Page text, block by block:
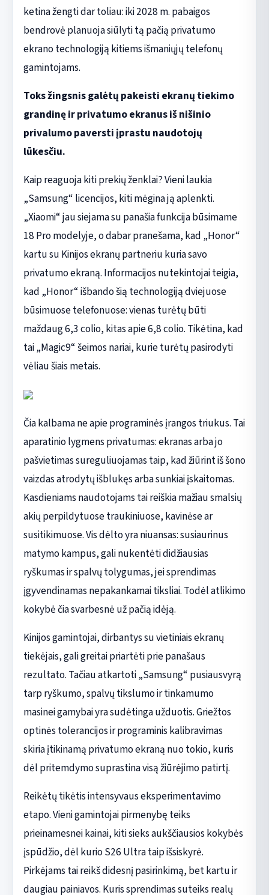
ketina žengti dar toliau: iki 2028 m. pabaigos
bendrovė planuoja siūlyti tą pačią privatumo
ekrano technologiją kitiems išmaniųjų telefonų
gamintojams.
Toks žingsnis galėtų pakeisti ekranų tiekimo
grandinę ir privatumo ekranus iš nišinio
privalumo paversti įprastu naudotojų
lūkesčiu.
Kaip reaguoja kiti prekių ženklai? Vieni laukia
„Samsung“ licencijos, kiti mėgina ją aplenkti.
„Xiaomi“ jau siejama su panašia funkcija būsimame
18 Pro modelyje, o dabar pranešama, kad „Honor“
kartu su Kinijos ekranų partneriu kuria savo
privatumo ekraną. Informacijos nutekintojai teigia,
kad „Honor“ išbando šią technologiją dviejuose
būsimuose telefonuose: vienas turėtų būti
maždaug 6,3 colio, kitas apie 6,8 colio. Tikėtina, kad
tai „Magic9“ šeimos nariai, kurie turėtų pasirodyti
vėliau šiais metais.
Čia kalbama ne apie programinės įrangos triukus. Tai
aparatinio lygmens privatumas: ekranas arba jo
pašvietimas sureguliuojamas taip, kad žiūrint iš šono
vaizdas atrodytų išblukęs arba sunkiai įskaitomas.
Kasdieniams naudotojams tai reiškia mažiau smalsių
akių perpildytuose traukiniuose, kavinėse ar
susitikimuose. Vis dėlto yra niuansas: susiaurinus
matymo kampus, gali nukentėti didžiausias
ryškumas ir spalvų tolygumas, jei sprendimas
įgyvendinamas nepakankamai tiksliai. Todėl atlikimo
kokybė čia svarbesnė už pačią idėją.
Kinijos gamintojai, dirbantys su vietiniais ekranų
tiekėjais, gali greitai priartėti prie panašaus
rezultato. Tačiau atkartoti „Samsung“ pusiausvyrą
tarp ryškumo, spalvų tikslumo ir tinkamumo
masinei gamybai yra sudėtinga užduotis. Griežtos
optinės tolerancijos ir programinis kalibravimas
skiria įtikinamą privatumo ekraną nuo tokio, kuris
dėl pritemdymo suprastina visą žiūrėjimo patirtį.
Reikėtų tikėtis intensyvaus eksperimentavimo
etapo. Vieni gamintojai pirmenybę teiks
prieinamesnei kainai, kiti sieks aukščiausios kokybės
įspūdžio, dėl kurio S26 Ultra taip išsiskyrė.
Pirkėjams tai reikš didesnį pasirinkimą, bet kartu ir
daugiau painiavos. Kuris sprendimas suteiks realų